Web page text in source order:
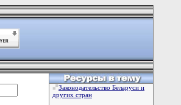
Законодательство Беларуси и
других стран